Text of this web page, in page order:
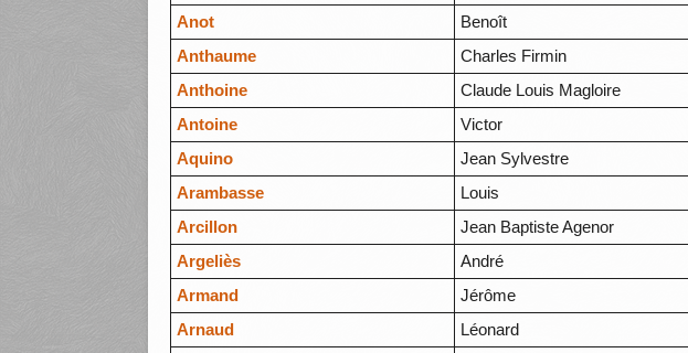
Anot
Benoît
Anthaume
Charles Firmin
Anthoine
Claude Louis Magloire
Antoine
Victor
Aquino
Jean Sylvestre
Arambasse
Louis
Arcillon
Jean Baptiste Agenor
Argeliès
André
Armand
Jérôme
Arnaud
Léonard